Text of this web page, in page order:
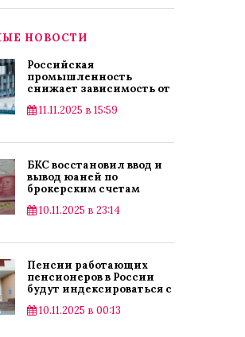
НОВОСТИ
Российская
промышленность
снижает зависимость от
11.11.2025 в 15:59
БКС восстановил ввод и
вывод юаней по
брокерским счетам
10.11.2025 в 23:14
Пенсии работающих
пенсионеров в России
будут индексироваться с
10.11.2025 в 00:13